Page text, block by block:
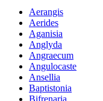
Aerangis
Aerides
Aganisia
Anglyda
Angraecum
Angulocaste
Ansellia
Baptistonia